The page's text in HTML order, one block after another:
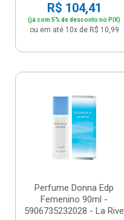
R$ 104,41
(já com 5% de desconto no PIX)
ou em até 10x de R$ 10,99
Perfume Donna Edp
Femenino 90ml -
5906735232028 - La Rive